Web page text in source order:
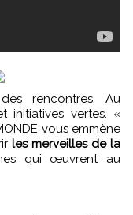
initiatives vertes. «
vous emmène
les merveilles de la
qui œuvrent au